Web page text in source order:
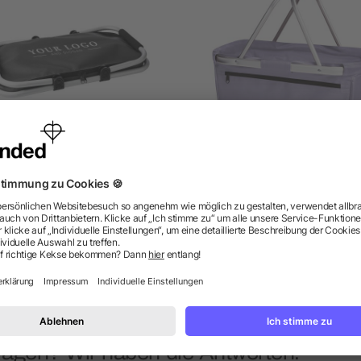
'Center' aus
ab 6,01 € ab 15,22 €
Wir haben die Antworten.